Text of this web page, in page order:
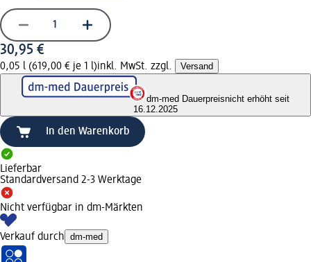
30,95 €
0,05 l (619,00 € je 1 l)inkl. MwSt. zzgl. Versand
dm-med Dauerpreisnicht erhöht seit
16.12.2025
In den Warenkorb
Lieferbar
Standardversand 2-3 Werktage
Nicht verfügbar in dm-Märkten
Verkauf durch dm-med